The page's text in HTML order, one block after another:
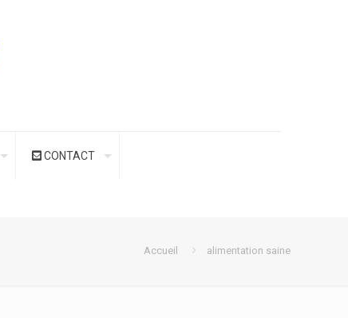
CONTACT
Accueil alimentation saine